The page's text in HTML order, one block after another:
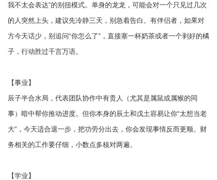
我不太会表达”的别扭模式。单身的龙龙，可能会对一个只见过几次
的人突然上头，建议先冷静三天，别急着告白。有伴侣者，如果对
方今天话少，别追问“你怎么了”，直接塞一杯奶茶或者一个剥好的橘
子，行动胜过千言万语。
【事业】
辰子半合水局，代表团队协作中有贵人（尤其是属鼠或属猴的同
事）暗中帮你推动进度。但你本身的辰土和戊土容易让你“太想当老
大”，今天适合退一步，把功劳分出去，你会发现事情反而更顺。财
务相关的工作要仔细，小数点多核对两遍。
【学业】